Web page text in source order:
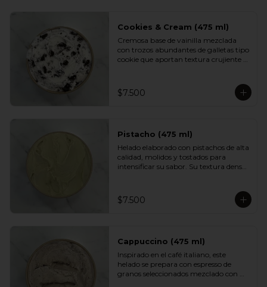
los chilenos.
Cookies & Cream (475 ml)
Cremosa base de vainilla mezclada
con trozos abundantes de galletas tipo
cookie que aportan textura crujiente y
perfecto para los fanáticos de las
combinaciones cremosas y crocantes.
$7.500
Pistacho (475 ml)
Helado elaborado con pistachos de alta
calidad, molidos y tostados para
intensificar su sabor. Su textura densa
elegante, ideal para quienes prefieren
sabores más nobles y sofisticados.
$7.500
Cappuccino (475 ml)
Inspirado en el café italiano, este
helado se prepara con espresso de
granos seleccionados mezclado con